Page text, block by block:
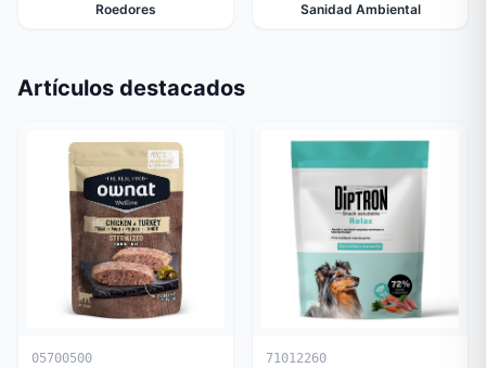
Roedores Sanidad Ambiental
Artículos destacados
05700500 71012260